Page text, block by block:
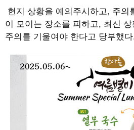
현지 상황을 예의주시하고, 주의
이 모이는 장소를 피하고, 최신
주의를 기울여야 한다고 당부했다